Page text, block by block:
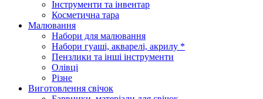
Інструменти та інвентар
Косметична тара
Малювання
Набори для малювання
Набори гуаші, акварелі, акрилу *
Пензлики та інші інструменти
Олівці
Різне
Виготовлення свічок